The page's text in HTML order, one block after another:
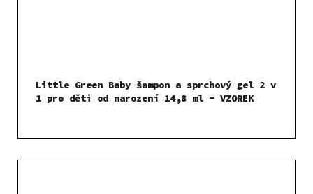
Little Green Baby šampon a sprchový gel 2 v
1 pro děti od narození 14,8 ml - VZOREK